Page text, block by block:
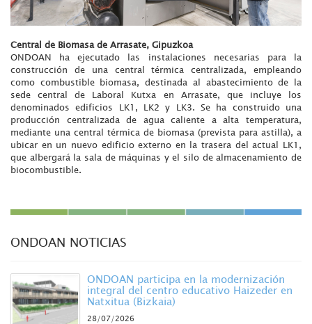
Central de Biomasa de Arrasate, Gipuzkoa
ONDOAN ha ejecutado las instalaciones necesarias para la
construcción de una central térmica centralizada, empleando
como combustible biomasa, destinada al abastecimiento de la
sede central de Laboral Kutxa en Arrasate, que incluye los
denominados edificios LK1, LK2 y LK3. Se ha construido una
producción centralizada de agua caliente a alta temperatura,
mediante una central térmica de biomasa (prevista para astilla), a
ubicar en un nuevo edificio externo en la trasera del actual LK1,
que albergará la sala de máquinas y el silo de almacenamiento de
biocombustible.
ONDOAN NOTICIAS
ONDOAN participa en la modernización
integral del centro educativo Haizeder en
Natxitua (Bizkaia)
28/07/2026